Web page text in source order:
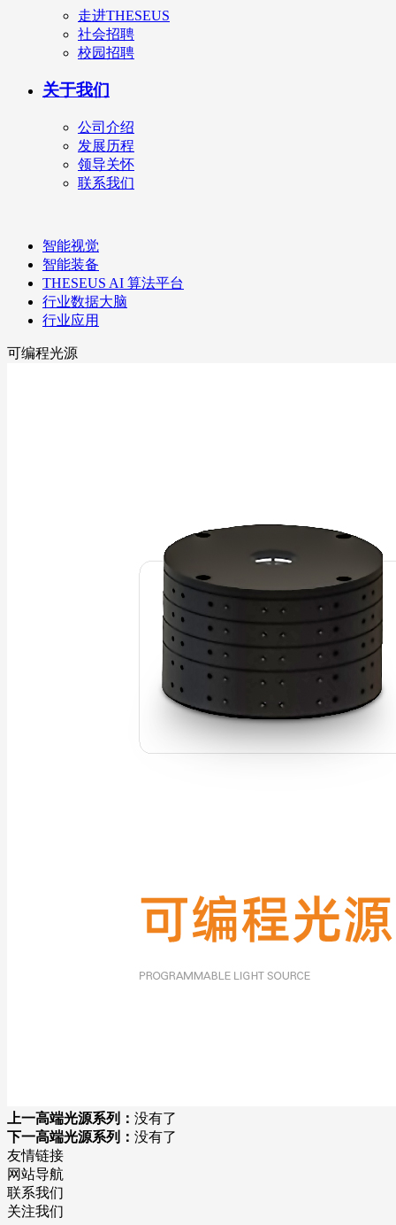
走进THESEUS
社会招聘
校园招聘
关于我们
公司介绍
发展历程
领导关怀
联系我们
智能视觉
智能装备
THESEUS AI 算法平台
行业数据大脑
行业应用
可编程光源
上一高端光源系列： 没有了
下一高端光源系列： 没有了
友情链接
网站导航
联系我们
关注我们